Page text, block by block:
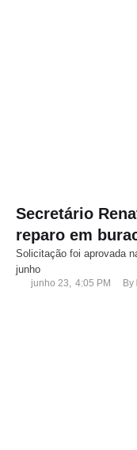
Secretário
reparo em
Solicitação foi aprovada
junho
junho 23, 4:05 PM By